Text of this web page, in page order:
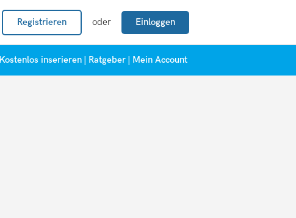
Registrieren oder Einloggen
Kostenlos inserieren Ratgeber Mein Account